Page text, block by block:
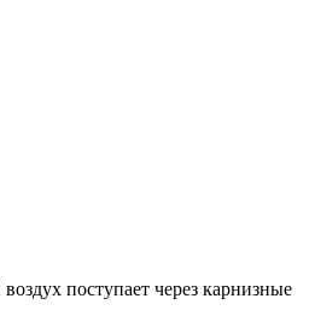
поступает через карнизные